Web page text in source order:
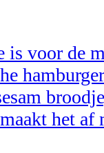
is voor de
het af